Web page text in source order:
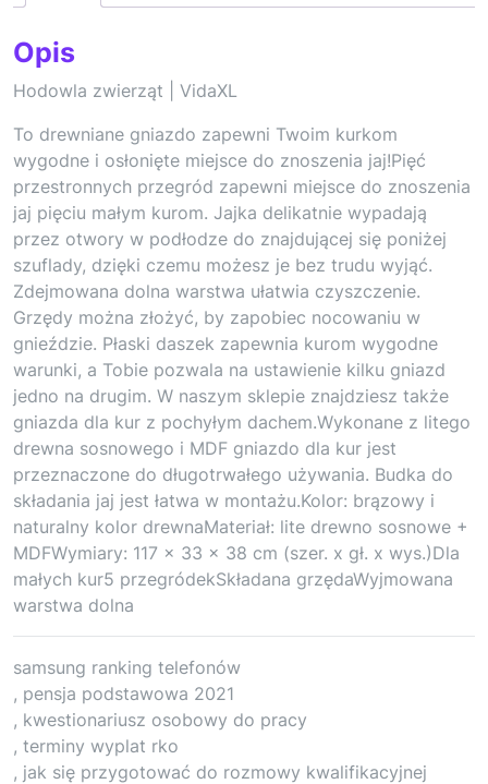
Opis
Hodowla zwierząt | VidaXL
To drewniane gniazdo zapewni Twoim kurkom
wygodne i osłonięte miejsce do znoszenia jaj!Pięć
przestronnych przegród zapewni miejsce do znoszenia
jaj pięciu małym kurom. Jajka delikatnie wypadają
przez otwory w podłodze do znajdującej się poniżej
szuflady, dzięki czemu możesz je bez trudu wyjąć.
Zdejmowana dolna warstwa ułatwia czyszczenie.
Grzędy można złożyć, by zapobiec nocowaniu w
gnieździe. Płaski daszek zapewnia kurom wygodne
warunki, a Tobie pozwala na ustawienie kilku gniazd
jedno na drugim. W naszym sklepie znajdziesz także
gniazda dla kur z pochyłym dachem.Wykonane z litego
drewna sosnowego i MDF gniazdo dla kur jest
przeznaczone do długotrwałego używania. Budka do
składania jaj jest łatwa w montażu.Kolor: brązowy i
naturalny kolor drewnaMateriał: lite drewno sosnowe +
MDFWymiary: 117 x 33 x 38 cm (szer. x gł. x wys.)Dla
małych kur5 przegródekSkładana grzędaWyjmowana
warstwa dolna
samsung ranking telefonów
, pensja podstawowa 2021
, kwestionariusz osobowy do pracy
, terminy wyplat rko
, jak się przygotować do rozmowy kwalifikacyjnej